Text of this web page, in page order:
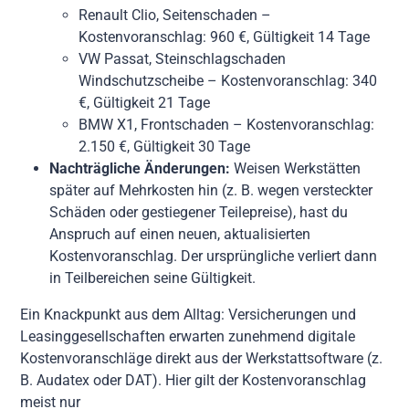
Renault Clio, Seitenschaden –
Kostenvoranschlag: 960 €, Gültigkeit 14 Tage
VW Passat, Steinschlagschaden
Windschutzscheibe – Kostenvoranschlag: 340
€, Gültigkeit 21 Tage
BMW X1, Frontschaden – Kostenvoranschlag:
2.150 €, Gültigkeit 30 Tage
Nachträgliche Änderungen: Weisen Werkstätten
später auf Mehrkosten hin (z. B. wegen versteckter
Schäden oder gestiegener Teilepreise), hast du
Anspruch auf einen neuen, aktualisierten
Kostenvoranschlag. Der ursprüngliche verliert dann
in Teilbereichen seine Gültigkeit.
Ein Knackpunkt aus dem Alltag: Versicherungen und
Leasinggesellschaften erwarten zunehmend digitale
Kostenvoranschläge direkt aus der Werkstattsoftware (z.
B. Audatex oder DAT). Hier gilt der Kostenvoranschlag
meist nur